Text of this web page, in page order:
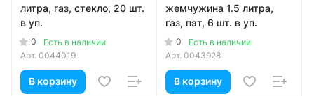
литра, газ, стекло, 20 шт.
в уп.
0
Есть в наличии
Арт. 0044019
В корзину
жемчужина 1.5 литра,
газ, пэт, 6 шт. в уп.
0
Есть в наличии
Арт. 0043928
В корзину